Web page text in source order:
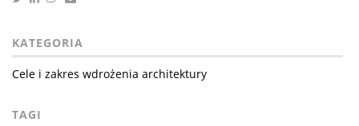
KATEGORIA
Cele i zakres wdrożenia architektury
TAGI